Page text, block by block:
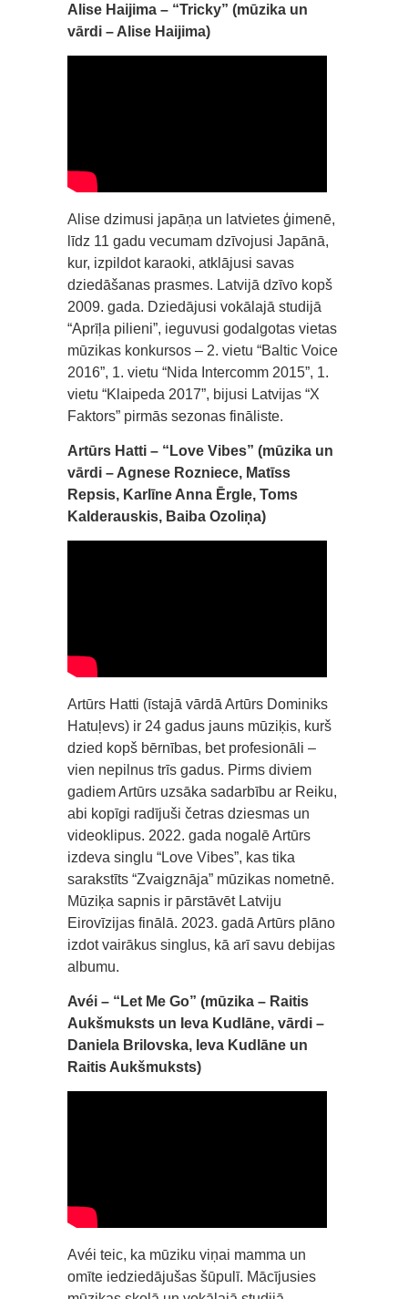
Alise Haijima – “Tricky” (mūzika un
vārdi – Alise Haijima)
Alise dzimusi japāņa un latvietes ģimenē,
līdz 11 gadu vecumam dzīvojusi Japānā,
kur, izpildot karaoki, atklājusi savas
dziedāšanas prasmes. Latvijā dzīvo kopš
2009. gada. Dziedājusi vokālajā studijā
“Aprīļa pilieni”, ieguvusi godalgotas vietas
mūzikas konkursos – 2. vietu “Baltic Voice
2016”, 1. vietu “Nida Intercomm 2015”, 1.
vietu “Klaipeda 2017”, bijusi Latvijas “X
Faktors” pirmās sezonas fināliste.
Artūrs Hatti – “Love Vibes” (mūzika un
vārdi – Agnese Rozniece, Matīss
Repsis, Karlīne Anna Ērgle, Toms
Kalderauskis, Baiba Ozoliņa)
Artūrs Hatti (īstajā vārdā Artūrs Dominiks
Hatuļevs) ir 24 gadus jauns mūziķis, kurš
dzied kopš bērnības, bet profesionāli –
vien nepilnus trīs gadus. Pirms diviem
gadiem Artūrs uzsāka sadarbību ar Reiku,
abi kopīgi radījuši četras dziesmas un
videoklipus. 2022. gada nogalē Artūrs
izdeva singlu “Love Vibes”, kas tika
sarakstīts “Zvaigznāja” mūzikas nometnē.
Mūziķa sapnis ir pārstāvēt Latviju
Eirovīzijas finālā. 2023. gadā Artūrs plāno
izdot vairākus singlus, kā arī savu debijas
albumu.
Avéi – “Let Me Go” (mūzika – Raitis
Aukšmuksts un Ieva Kudlāne, vārdi –
Daniela Brilovska, Ieva Kudlāne un
Raitis Aukšmuksts)
Avéi teic, ka mūziku viņai mamma un
omīte iedziedājušas šūpulī. Mācījusies